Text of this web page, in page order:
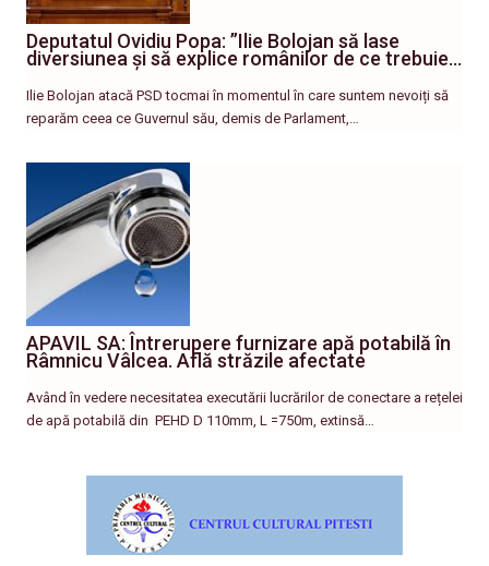
Deputatul Ovidiu Popa: ”Ilie Bolojan să lase
diversiunea și să explice românilor de ce trebuie…
Ilie Bolojan atacă PSD tocmai în momentul în care suntem nevoiți să
reparăm ceea ce Guvernul său, demis de Parlament,…
APAVIL SA: Întrerupere furnizare apă potabilă în
Râmnicu Vâlcea. Află străzile afectate
Având în vedere necesitatea executării lucrărilor de conectare a rețelei
de apă potabilă din PEHD D 110mm, L =750m, extinsă…